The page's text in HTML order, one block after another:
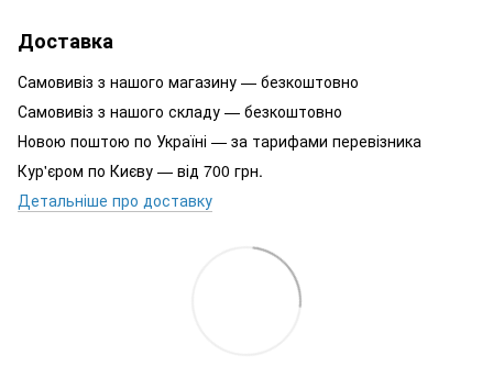
Доставка
Самовивіз з нашого магазину — безкоштовно
Самовивіз з нашого складу — безкоштовно
Новою поштою по Україні — за тарифами перевізника
Кур'єром по Києву — від 700 грн.
Детальніше про доставку